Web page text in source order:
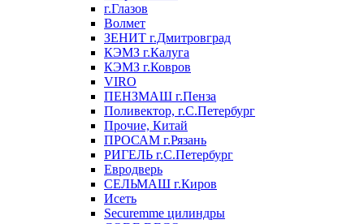
г.Глазов
Волмет
ЗЕНИТ г.Дмитровград
КЭМЗ г.Калуга
КЭМЗ г.Ковров
VIRO
ПЕНЗМАШ г.Пенза
Поливектор, г.С.Петербург
Прочие, Китай
ПРОСАМ г.Рязань
РИГЕЛЬ г.С.Петербург
Евродверь
СЕЛЬМАШ г.Киров
Исеть
Securemme цилиндры